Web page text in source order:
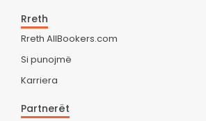
Rreth
Rreth AllBookers.com
Si punojmë
Karriera
Partnerët